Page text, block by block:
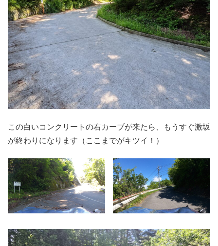
この白いコンクリートの右カーブが来たら、もうすぐ激坂
が終わりになります（ここまでがキツイ！）